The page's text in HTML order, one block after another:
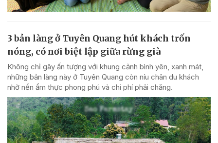
3 bản làng ở Tuyên Quang hút khách trốn
nóng, có nơi biệt lập giữa rừng già
Không chỉ gây ấn tượng với khung cảnh bình yên, xanh mát,
những bản làng này ở Tuyên Quang còn níu chân du khách
nhờ nền ẩm thực phong phú và chi phí phải chăng.